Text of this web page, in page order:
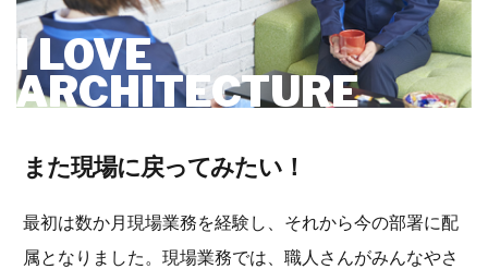
I LOVE
ARCHITECTURE
また現場に戻ってみたい！
最初は数か月現場業務を経験し、それから今の部署に配
属となりました。現場業務では、職人さんがみんなやさ